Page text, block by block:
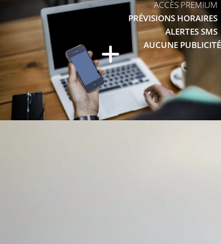
ACCÈS PREMIUM
PRÉVISIONS HORAIRES
ALERTES SMS
AUCUNE PUBLICITÉ